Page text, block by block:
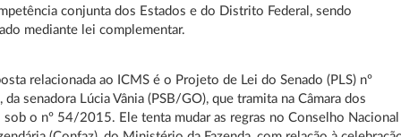
conjunta dos Estados e do Distrito Federal, sendo
mediante lei complementar.
relacionada ao ICMS é o Projeto de Lei do Senado (PLS) nº
senadora Lúcia Vânia (PSB/GO), que tramita na Câmara dos
sob o nº 54/2015. Ele tenta mudar as regras no Conselho